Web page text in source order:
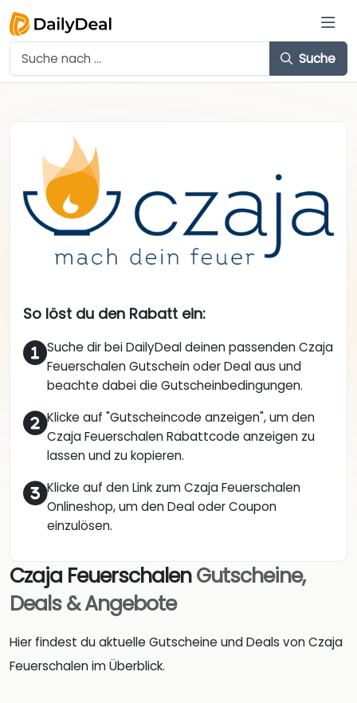
Suche
So löst du den Rabatt ein:
Suche dir bei DailyDeal deinen passenden Czaja
Feuerschalen Gutschein oder Deal aus und
beachte dabei die Gutscheinbedingungen.
Klicke auf "Gutscheincode anzeigen", um den
Czaja Feuerschalen Rabattcode anzeigen zu
lassen und zu kopieren.
Klicke auf den Link zum Czaja Feuerschalen
Onlineshop, um den Deal oder Coupon
einzulösen.
Czaja FeuerschalenGutscheine,
Deals & Angebote
Hier findest du aktuelle Gutscheine und Deals von Czaja
Feuerschalen im Überblick.